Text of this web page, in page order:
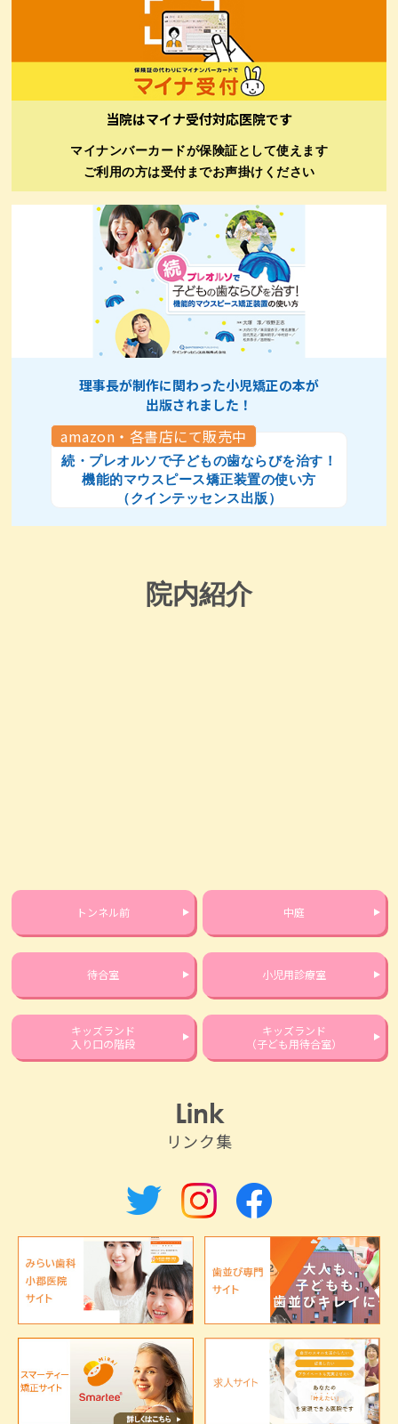
当院はマイナ受付対応医院です
マイナンバーカードが保険証として使えます
ご利用の方は受付までお声掛けください
理事長が制作に関わった小児矯正の本が
出版されました！
amazon・各書店にて販売中
続・プレオルソで子どもの歯ならびを治す！
機能的マウスピース矯正装置の使い方
（クインテッセンス出版）
院内紹介
トンネル前 中庭
待合室 小児用診療室
キッズランド
入り口の階段
キッズランド
（子ども用待合室）
Link
リンク集